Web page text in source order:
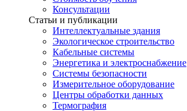
Консультации
Статьи и публикации
Интеллектуальные здания
Экологическое строительство
Кабельные системы
Энергетика и электроснабжение
Системы безопасности
Измерительное оборудование
Центры обработки данных
Термография